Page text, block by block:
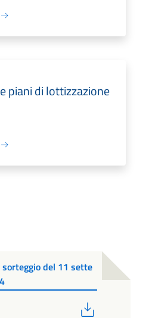
piani di lottizzazione
del 11 sette